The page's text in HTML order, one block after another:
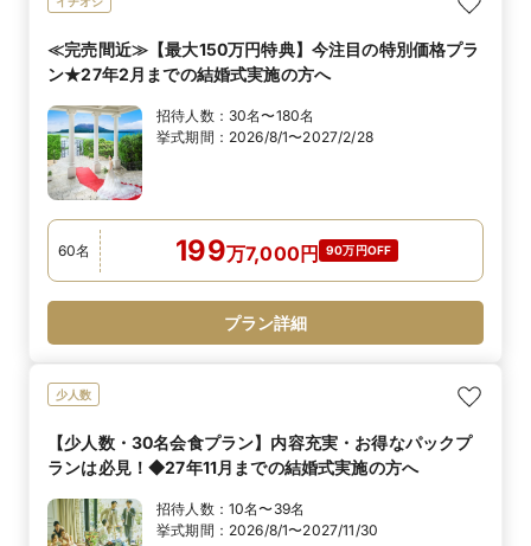
≪完売間近≫【最大150万円特典】今注目の特別価格プラ
ン★27年2月までの結婚式実施の方へ
招待人数： 30名〜180名
挙式期間： 2026/8/1〜2027/2/28
60名 199万7,000円 90万円OFF
プラン詳細
少人数
【少人数・30名会食プラン】内容充実・お得なパックプ
ランは必見！◆27年11月までの結婚式実施の方へ
招待人数： 10名〜39名
挙式期間： 2026/8/1〜2027/11/30